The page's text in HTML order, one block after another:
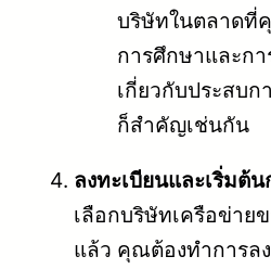
บริษัทในตลาดที่
การศึกษาและก
เกี่ยวกับประสบ
ก็สำคัญเช่นกัน
ลงทะเบียนและเริ่มต้
เลือกบริษัทเครือข่าย
แล้ว คุณต้องทำการล